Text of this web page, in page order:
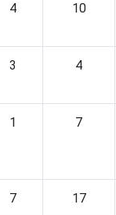
4 10
3 4
1 7
7 17